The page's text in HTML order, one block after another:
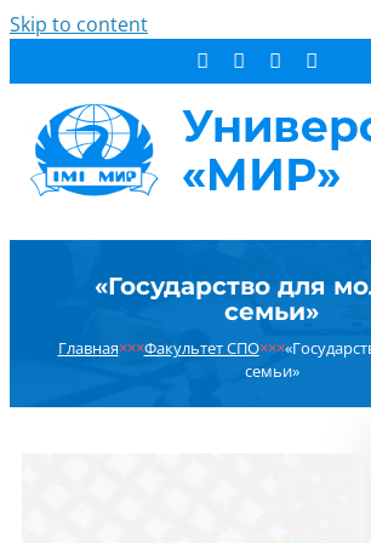
Skip to content
СТУДЕНТУ
НОВОСТИ
«Государство для
семьи»
Главная×××Факультет СПО×××
семьи»